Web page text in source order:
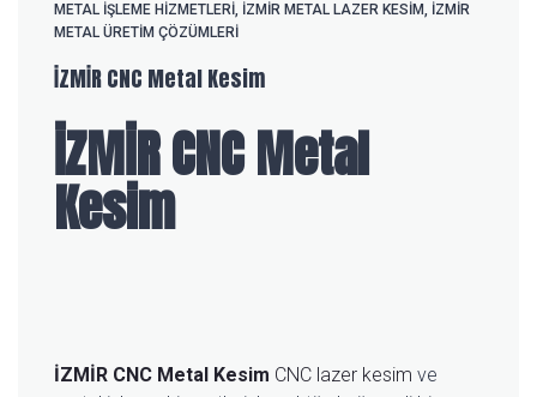
METAL IŞLEME HIZMETLERI, İZMİR METAL LAZER KESIM, İZMİR
METAL ÜRETIM ÇÖZÜMLERI
İZMİR CNC Metal Kesim
İZMİR CNC Metal
Kesim
İZMİR CNC Metal Kesim CNC lazer kesim ve